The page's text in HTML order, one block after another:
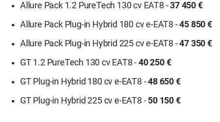
Allure Pack 1.2 PureTech 130 cv EAT8 -37 450 €
Allure Pack Plug-in Hybrid 180 cv e-EAT8 -45 850 €
Allure Pack Plug-in Hybrid 225 cv e-EAT8 -47 350 €
GT 1.2 PureTech 130 cv EAT8 - 40 250 €
GT Plug-in Hybrid 180 cv e-EAT8 -48 650 €
GT Plug-in Hybrid 225 cv e-EAT8 - 50 150 €